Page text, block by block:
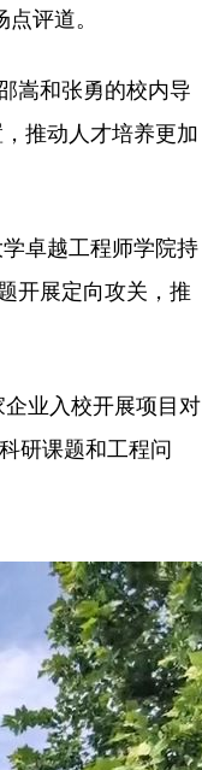
评道。
嵩和张勇的校内导
推动人才培养更加
卓越工程师学院持
开展定向攻关，推
业入校开展项目对
研课题和工程问